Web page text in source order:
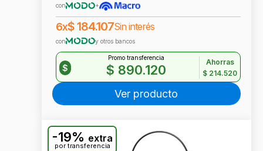
con +
6x$184.107Sin interés
con y otros bancos
$
Promo transferencia
$ 890.120
Ahorras
$ 214.520
Ver producto
-19% extra
por transferencia